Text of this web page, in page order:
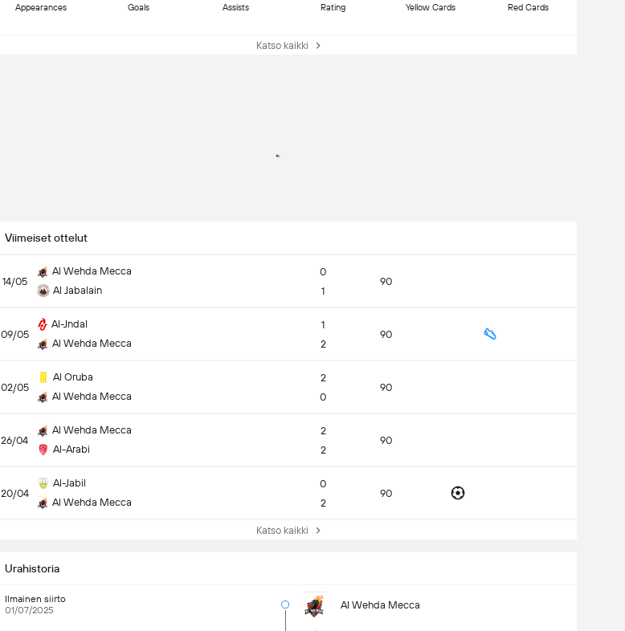
Appearances Goals Assists Rating Yellow Cards Red Cards
Katso kaikki
Viimeiset ottelut
14/05
Al Wehda Mecca
Al Jabalain
0
1
90
09/05
Al-Jndal
Al Wehda Mecca
1
2
90
02/05
Al Oruba
Al Wehda Mecca
2
0
90
26/04
Al Wehda Mecca
Al-Arabi
2
2
90
20/04
Al-Jabil
Al Wehda Mecca
0
2
90
Katso kaikki
Urahistoria
Ilmainen siirto
01/07/2025
Al Wehda Mecca